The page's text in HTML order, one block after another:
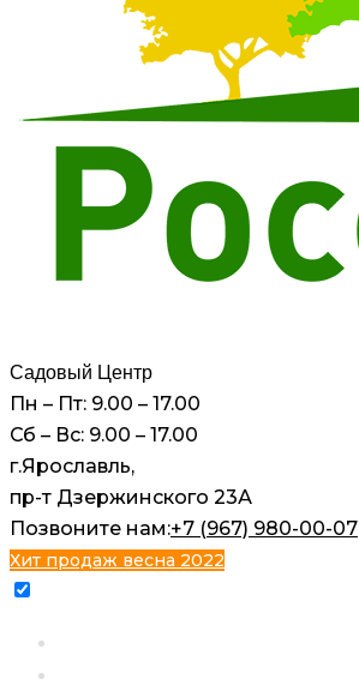
Садовый Центр
Пн – Пт: 9.00 – 17.00
Сб – Вс: 9.00 – 17.00
г.Ярославль,
пр-т Дзержинского 23А
Позвоните нам:+7 (967) 980-00-07
Хит продаж весна 2022